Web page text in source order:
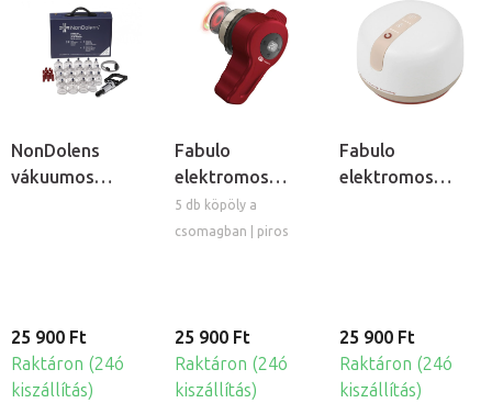
NonDolens
vákuumos
25 900 Ft
Raktáron (24ó
kiszállítás)
Fabulo
elektromos
vákuumos
masszázs
5 db köpöly a
csomagban | piros
25 900 Ft
Raktáron (24ó
kiszállítás)
Fabulo
elektromos
25 900 Ft
Raktáron (24ó
kiszállítás)